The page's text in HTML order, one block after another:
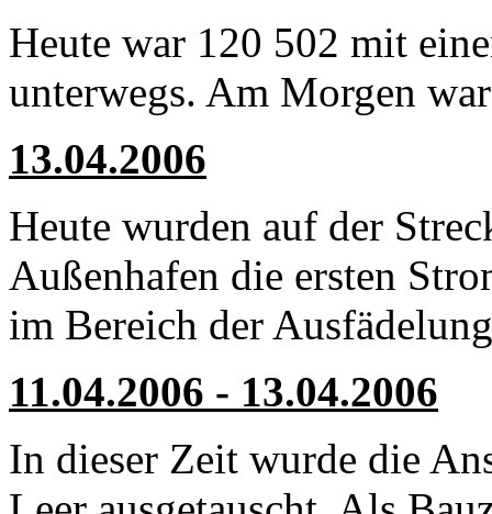
Heute war 120 502 mit
unterwegs. Am Morgen
13.04.2006
Heute wurden auf der
Außenhafen die ersten
im Bereich der
11.04.2006 - 13.04.2006
In dieser Zeit wurde die